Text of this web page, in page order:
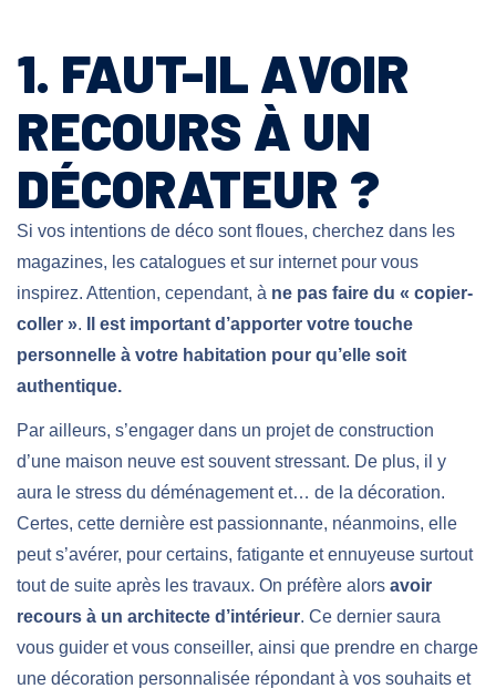
1. FAUT-IL AVOIR
RECOURS À UN
DÉCORATEUR ?
Si vos intentions de déco sont floues, cherchez dans les
magazines, les catalogues et sur internet pour vous
inspirez. Attention, cependant, à ne pas faire du « copier-
coller ».
Il est important d’apporter votre touche
personnelle à votre habitation pour qu’elle soit
authentique.
Par ailleurs, s’engager dans un projet de construction
d’une maison neuve est souvent stressant. De plus, il y
aura le stress du déménagement et… de la décoration.
Certes, cette dernière est passionnante, néanmoins, elle
peut s’avérer, pour certains, fatigante et ennuyeuse surtout
tout de suite après les travaux. On préfère alors avoir
recours à un architecte d’intérieur. Ce dernier saura
vous guider et vous conseiller, ainsi que prendre en charge
une décoration personnalisée répondant à vos souhaits et